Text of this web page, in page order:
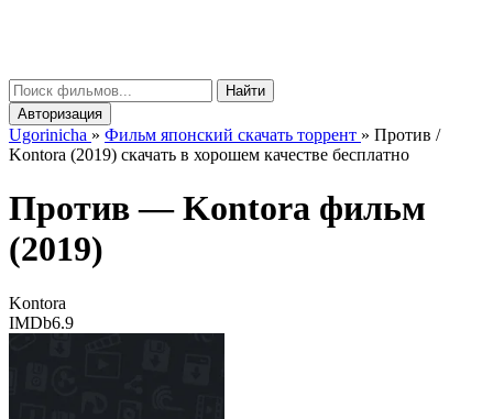
Найти
Авторизация
Ugorinicha » Фильм японский скачать торрент » Против /
Kontora (2019) скачать в хорошем качестве бесплатно
Против —Kontora фильм
(2019)
Kontora
IMDb6.9